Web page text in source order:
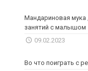
Мандариновая мука
занятий с малышом
09.02.2023
Во что поиграть с